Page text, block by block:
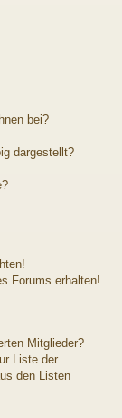
bei?
dargestellt?
Forums erhalten!
Mitglieder?
Liste der
den Listen